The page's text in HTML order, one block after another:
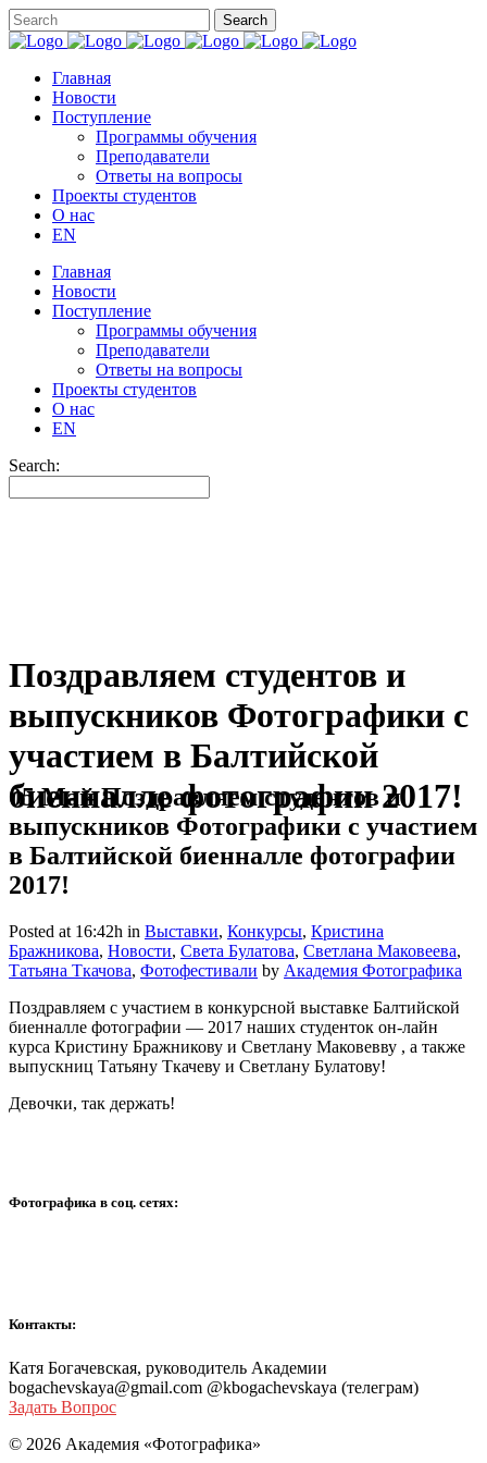
Главная
Новости
Поступление
Программы обучения
Преподаватели
Ответы на вопросы
Проекты студентов
О нас
EN
Главная
Новости
Поступление
Программы обучения
Преподаватели
Ответы на вопросы
Проекты студентов
О нас
EN
Search:
Поздравляем студентов и
выпускников Фотографики с
участием в Балтийской
биенналле фотографии 2017!
05 МайПоздравляем студентов и
выпускников Фотографики с участием
в Балтийской биенналле фотографии
2017!
Posted at 16:42h in Выставки, Конкурсы, Кристина
Бражникова, Новости, Света Булатова, Светлана Маковеева,
Татьяна Ткачова, Фотофестивали by Академия Фотографика
Поздравляем с участием в конкурсной выставке Балтийской
биенналле фотографии — 2017 наших студенток он-лайн
курса Кристину Бражникову и Светлану Маковевву , а также
выпускниц Татьяну Ткачеву и Светлану Булатову!
Девочки, так держать!
Фотографика в соц. сетях:
Контакты:
Катя Богачевская, руководитель Академии
bogachevskaya@gmail.com @kbogachevskaya (телеграм)
Задать Вопрос
© 2026 Академия «Фотографика»